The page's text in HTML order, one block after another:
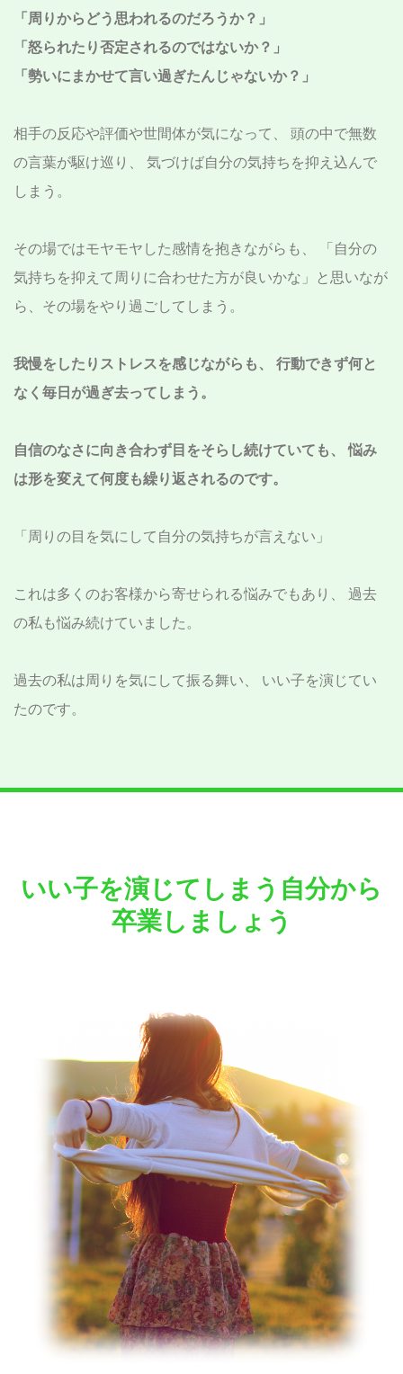
「周りからどう思われるのだろうか？」
「怒られたり否定されるのではないか？」
「勢いにまかせて言い過ぎたんじゃないか？」
相手の反応や評価や世間体が気になって、
頭の中で無数
の言葉が駆け巡り、
気づけば自分の気持ちを抑え込んで
しまう。
その場ではモヤモヤした感情を抱きながらも、
「自分の
気持ちを抑えて周りに合わせた方が良いかな」と思いなが
ら、その場をやり過ごしてしまう。
我慢をしたりストレスを感じながらも、
行動できず何と
なく毎日が過ぎ去ってしまう。
自信のなさに向き合わず目をそらし続けていても、
悩み
は形を変えて何度も繰り返されるのです。
「周りの目を気にして自分の気持ちが言えない」
これは多くのお客様から寄せられる悩みでもあり、
過去
の私も悩み続けていました。
過去の私は周りを気にして振る舞い、
いい子を演じてい
たのです。
いい子を演じてしまう自分から
卒業しましょう